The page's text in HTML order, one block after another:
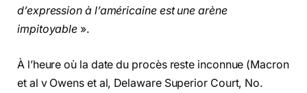
d’expression à l’américaine est une arène
impitoyable ».
À l’heure où la date du procès reste inconnue (Macron
et al v Owens et al, Delaware Superior Court, No.